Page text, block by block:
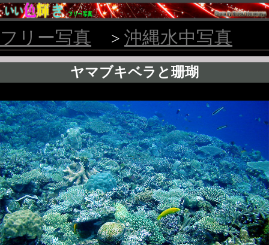
フリー写真 > 沖縄水中写真
ヤマブキベラと珊瑚